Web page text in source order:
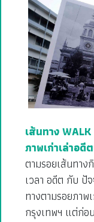
เส้นทาง
ภาพเก่าเล่าอดี
ตามรอยเส้นทา
เวลา อดีต กับ ปั
ทางตามรอยภาพ
กรุงเทพฯ แต่ก่อ